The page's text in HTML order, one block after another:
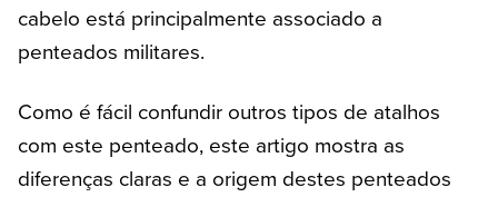
cabelo está principalmente associado a
penteados militares.
Como é fácil confundir outros tipos de atalhos
com este penteado, este artigo mostra as
diferenças claras e a origem destes penteados